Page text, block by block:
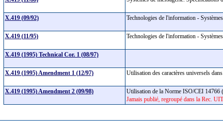
X.419 (09/92) Technologies de l'information -
X.419 (11/95) Technologies de l'information -
X.419 (1995) Technical Cor. 1 (08/97)
X.419 (1995) Amendment 1 (12/97) Utilisation des caractères universels
X.419 (1995) Amendment 2 (09/98)
Utilisation de la Norme ISO/CEI 14766
Jamais publié, regroupé dans la Rec.